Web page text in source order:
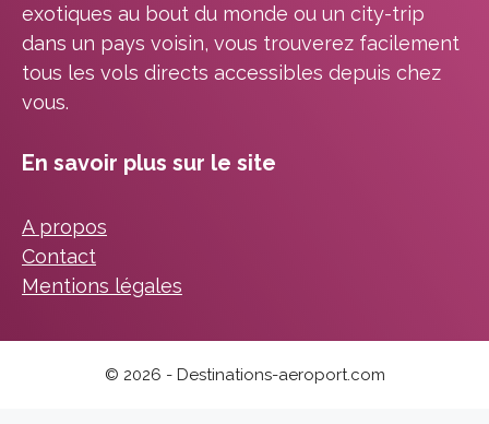
exotiques au bout du monde ou un city-trip
dans un pays voisin, vous trouverez facilement
tous les vols directs accessibles depuis chez
vous.
En savoir plus sur le site
A propos
Contact
Mentions légales
© 2026 - Destinations-aeroport.com